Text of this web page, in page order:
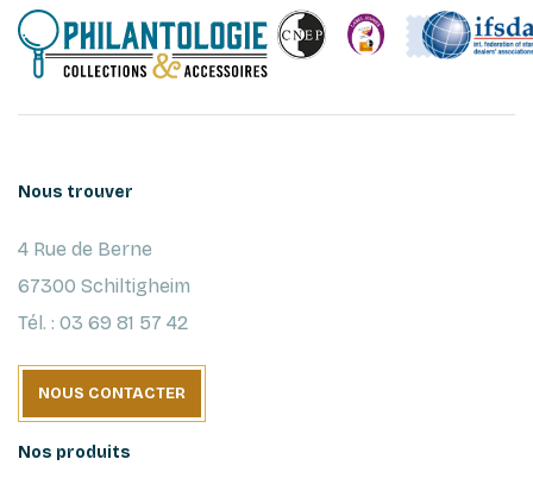
Nous trouver
4 Rue de Berne
67300 Schiltigheim
Tél. : 03 69 81 57 42
NOUS CONTACTER
Nos produits